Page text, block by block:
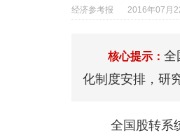
经济参考报 2016年07月
核心提示： 全
化制度安排，研
全国股转系